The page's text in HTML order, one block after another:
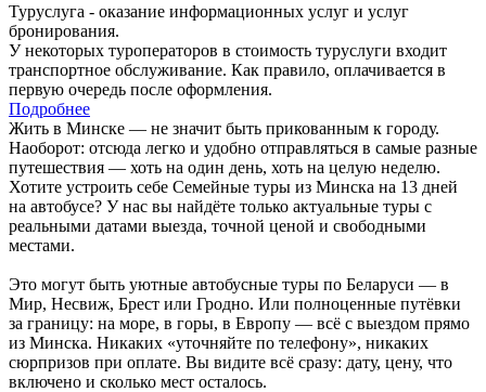
Туруслуга - оказание информационных услуг и услуг
бронирования.
У некоторых туроператоров в стоимость туруслуги входит
транспортное обслуживание. Как правило, оплачивается в
первую очередь после оформления.
Подробнее
Жить в Минске — не значит быть прикованным к городу.
Наоборот: отсюда легко и удобно отправляться в самые разные
путешествия — хоть на один день, хоть на целую неделю.
Хотите устроить себе Семейные туры из Минска на 13 дней
на автобусе? У нас вы найдёте только актуальные туры с
реальными датами выезда, точной ценой и свободными
местами.
Это могут быть уютные автобусные туры по Беларуси — в
Мир, Несвиж, Брест или Гродно. Или полноценные путёвки
за границу: на море, в горы, в Европу — всё с выездом прямо
из Минска. Никаких «уточняйте по телефону», никаких
сюрпризов при оплате. Вы видите всё сразу: дату, цену, что
включено и сколько мест осталось.